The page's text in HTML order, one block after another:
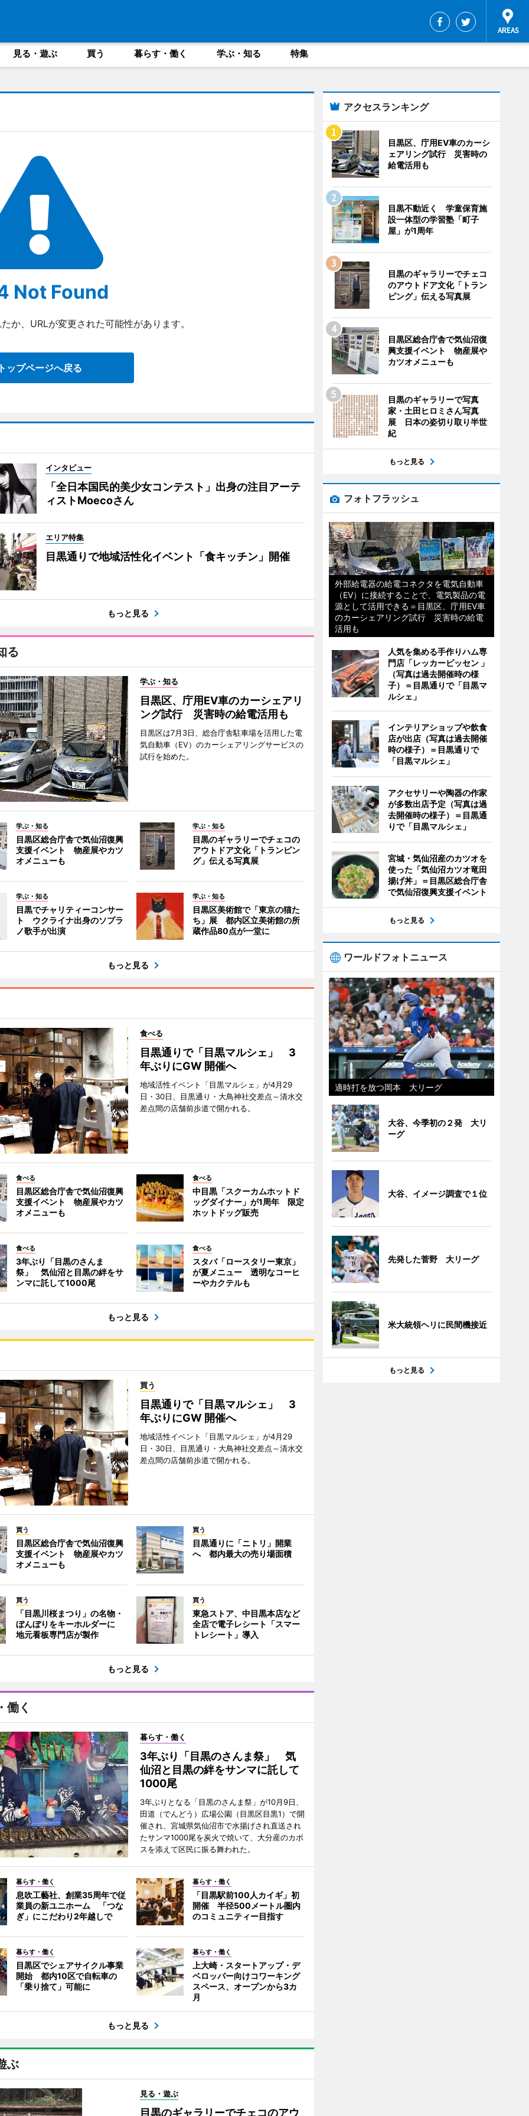
見る・遊ぶ 買う 暮らす・働く 学ぶ・知る 特集
Not Found
か、URLが変更された可能性があります。
ップページへ戻る
インタビュー
「全日本国民的美少女コンテスト」出身の注目アーテ
ィストMoecoさん
エリア特集
目黒通りで地域活性化イベント「食キッチン」開催
もっと見る
る
学ぶ・知る
目黒区、庁用EV車のカーシェアリ
ング試行 災害時の給電活用も
目黒区は7月3日、総合庁舎駐車場を活用した電
気自動車（EV）のカーシェアリングサービスの
試行を始めた。
学ぶ・知る
目黒区総合庁舎で気仙沼復興
支援イベント 物産展やカツ
オメニューも
学ぶ・知る
目黒のギャラリーでチェコの
アウトドア文化「トランピン
グ」伝える写真展
学ぶ・知る
目黒でチャリティーコンサー
ト ウクライナ出身のソプラ
ノ歌手が出演
学ぶ・知る
目黒区美術館で「東京の猫た
ち」展 都内区立美術館の所
蔵作品80点が一堂に
もっと見る
食べる
目黒通りで「目黒マルシェ」 3
年ぶりにGW 開催へ
地域活性イベント「目黒マルシェ」が4月29
日・30日、目黒通り・大鳥神社交差点～清水交
差点間の店舗前歩道で開かれる。
食べる
目黒区総合庁舎で気仙沼復興
支援イベント 物産展やカツ
オメニューも
食べる
中目黒「スクーカムホットド
ッグダイナー」が1周年 限定
ホットドッグ販売
食べる
3年ぶり「目黒のさんま
祭」 気仙沼と目黒の絆をサ
ンマに託して1000尾
食べる
スタバ「ロースタリー東京」
が夏メニュー 透明なコーヒ
ーやカクテルも
もっと見る
買う
目黒通りで「目黒マルシェ」 3
年ぶりにGW 開催へ
地域活性イベント「目黒マルシェ」が4月29
日・30日、目黒通り・大鳥神社交差点～清水交
差点間の店舗前歩道で開かれる。
買う
目黒区総合庁舎で気仙沼復興
支援イベント 物産展やカツ
オメニューも
買う
目黒通りに「ニトリ」開業
へ 都内最大の売り場面積
買う
「目黒川桜まつり」の名物・
ぼんぼりをキーホルダーに
地元看板専門店が製作
買う
東急ストア、中目黒本店など
全店で電子レシート「スマー
トレシート」導入
もっと見る
働く
暮らす・働く
3年ぶり「目黒のさんま祭」 気
仙沼と目黒の絆をサンマに託して
1000尾
3年ぶりとなる「目黒のさんま祭」が10月9日、
田道（でんどう）広場公園（目黒区目黒1）で開
催され、宮城県気仙沼市で水揚げされ直送され
たサンマ1000尾を炭火で焼いて、大分産のカボ
スを添えて区民に振る舞われた。
暮らす・働く
息吹工藝社、創業35周年で従
業員の新ユニホーム 「つな
ぎ」にこだわり2年越しで
暮らす・働く
「目黒駅前100人カイギ」初
開催 半径500メートル圏内
のコミュニティー目指す
暮らす・働く
目黒区でシェアサイクル事業
開始 都内10区で自転車の
「乗り捨て」可能に
暮らす・働く
上大崎・スタートアップ・デ
ベロッパー向けコワーキング
スペース、オープンから3カ
月
もっと見る
ぶ
見る・遊ぶ
目黒のギャラリーでチェコのアウ
アクセスランキング
目黒区、庁用EV車のカーシ
ェアリング試行 災害時の
給電活用も
目黒不動近く 学童保育施
設一体型の学習塾「町子
屋」が1周年
目黒のギャラリーでチェコ
のアウトドア文化「トラン
ピング」伝える写真展
目黒区総合庁舎で気仙沼復
興支援イベント 物産展や
カツオメニューも
目黒のギャラリーで写真
家・土田ヒロミさん写真
展 日本の姿切り取り半世
紀
もっと見る
フォトフラッシュ
外部給電器の給電コネクタを電気自動車
（EV）に接続することで、電気製品の電
源として活用できる＝目黒区、庁用EV車
のカーシェアリング試行 災害時の給電
活用も
人気を集める手作りハム専
門店「レッカービッセン 」
（写真は過去開催時の様
子）＝目黒通りで「目黒マ
ルシェ」
インテリアショップや飲食
店が出店（写真は過去開催
時の様子）＝目黒通りで
「目黒マルシェ」
アクセサリーや陶器の作家
が多数出店予定（写真は過
去開催時の様子）＝目黒通
りで「目黒マルシェ」
宮城・気仙沼産のカツオを
使った「気仙沼カツオ竜田
揚げ丼」＝目黒区総合庁舎
で気仙沼復興支援イベント
もっと見る
ワールドフォトニュース
適時打を放つ岡本 大リーグ
大谷、今季初の２発 大リ
ーグ
大谷、イメージ調査で１位
先発した菅野 大リーグ
米大統領ヘリに民間機接近
もっと見る